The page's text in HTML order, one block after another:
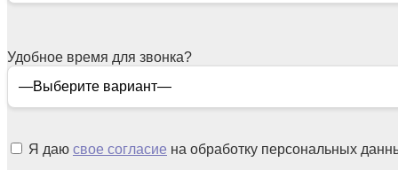
Удобное время для звонка?
Я даю свое согласие на обработку персональных